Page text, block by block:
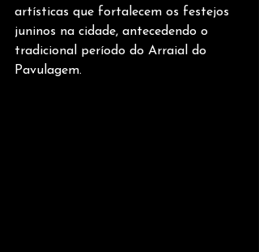
artísticas que fortalecem os festejos
juninos na cidade, antecedendo o
tradicional período do Arraial do
Pavulagem.